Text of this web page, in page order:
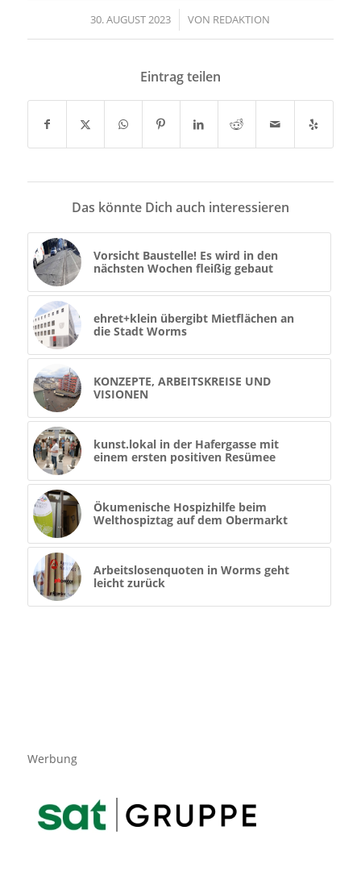
30. AUGUST 2023
/ VON REDAKTION
Eintrag teilen
Das könnte Dich auch interessieren
Vorsicht Baustelle! Es wird in den
nächsten Wochen fleißig gebaut
ehret+klein übergibt Mietflächen an
die Stadt Worms
KONZEPTE, ARBEITSKREISE UND
VISIONEN
kunst.lokal in der Hafergasse mit
einem ersten positiven Resümee
Ökumenische Hospizhilfe beim
Welthospiztag auf dem Obermarkt
Arbeitslosenquoten in Worms geht
leicht zurück
Werbung